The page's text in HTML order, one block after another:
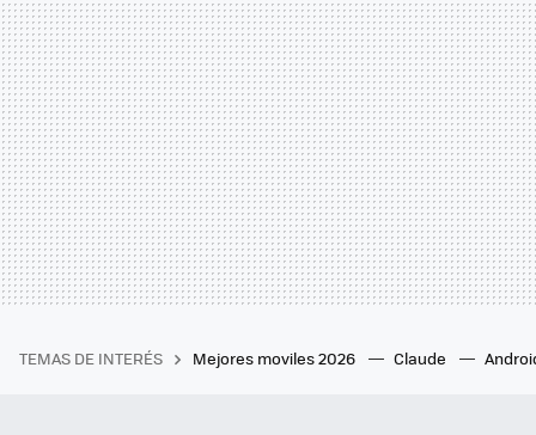
TEMAS DE INTERÉS Mejores moviles 2026 Claude